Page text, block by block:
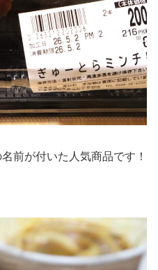
前が付いた人気商品です！